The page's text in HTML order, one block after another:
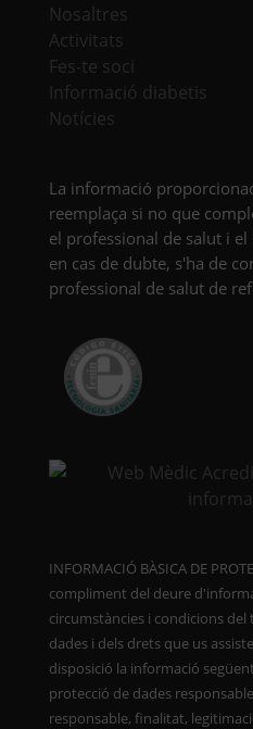
Nosaltres
Activitats
Fes-te soci
Informació diabetis
Notícies
La informació
reemplaça si no que
el professional de salut i
en cas de dubte, s'ha de
professional de salut de
INFORMACIÓ BÀSICA DE
compliment del deure
circumstàncies i condicions
dades i dels drets que us
disposició la informació
protecció de dades
responsable, finalitat,